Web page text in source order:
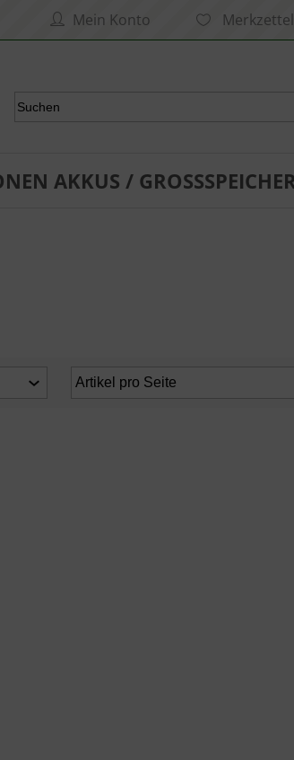
Mein Konto Merkzettel
AKKUS / GROSSSPEICHER